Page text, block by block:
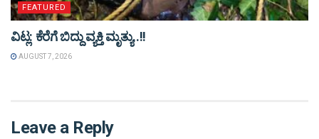
FEATURED
ವಿಟ್ಲ: ಕೆರೆಗೆ ಬಿದ್ದು ವ್ಯಕ್ತಿ ಮೃತ್ಯು..!!
AUGUST 7, 2026
Leave a Reply